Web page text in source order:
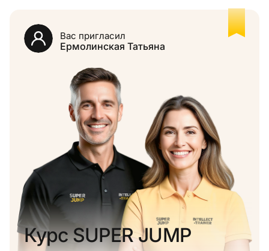
Вас пригласил
Ермолинская Татьяна
Курс SUPER JUMP